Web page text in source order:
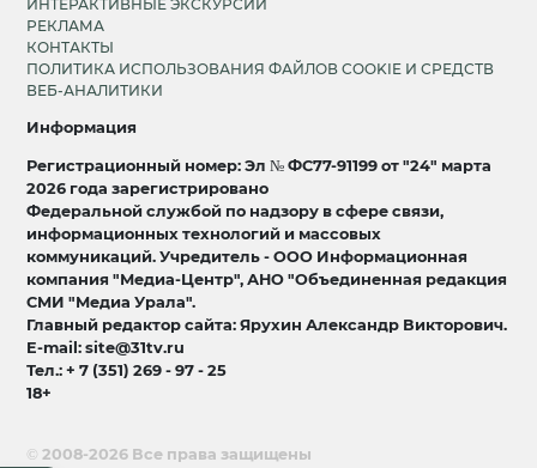
ИНТЕРАКТИВНЫЕ ЭКСКУРСИИ
РЕКЛАМА
КОНТАКТЫ
ПОЛИТИКА ИСПОЛЬЗОВАНИЯ ФАЙЛОВ COOKIE И СРЕДСТВ
ВЕБ-АНАЛИТИКИ
Информация
Регистрационный номер: Эл № ФС77-91199 от "24" марта
2026 года зарегистрировано
Федеральной службой по надзору в сфере связи,
информационных технологий и массовых
коммуникаций. Учредитель - ООО Информационная
компания "Медиа-Центр", АНО "Объединенная редакция
СМИ "Медиа Урала".
Главный редактор сайта: Ярухин Александр Викторович.
E-mail: site@31tv.ru
Тел.: + 7 (351) 269 - 97 - 25
18+
© 2008-2026 Все права защищены